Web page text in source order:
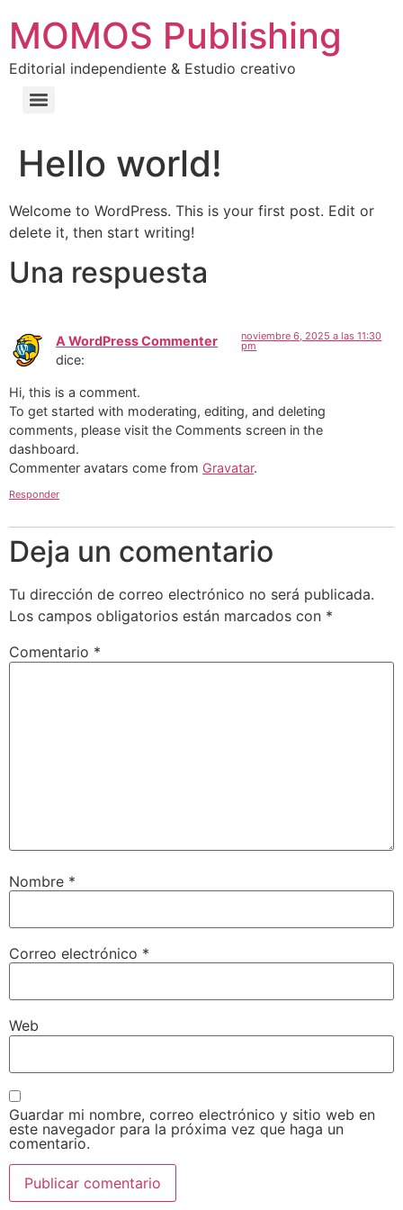
MOMOS Publishing
Editorial independiente & Estudio creativo
Hello world!
Welcome to WordPress. This is your first post. Edit or
delete it, then start writing!
Una respuesta
A WordPress Commenter
dice:
noviembre 6, 2025 a las 11:30
pm
Hi, this is a comment.
To get started with moderating, editing, and deleting
comments, please visit the Comments screen in the
dashboard.
Commenter avatars come from Gravatar.
Responder
Deja un comentario
Tu dirección de correo electrónico no será publicada.
Los campos obligatorios están marcados con *
Comentario *
Nombre *
Correo electrónico *
Web
Guardar mi nombre, correo electrónico y sitio web en
este navegador para la próxima vez que haga un
comentario.